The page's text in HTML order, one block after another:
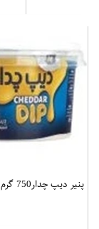
پنیر دیپ چدار750 گرم آلیما